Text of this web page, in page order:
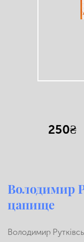
250₴
Володимир
цапище
Володимир